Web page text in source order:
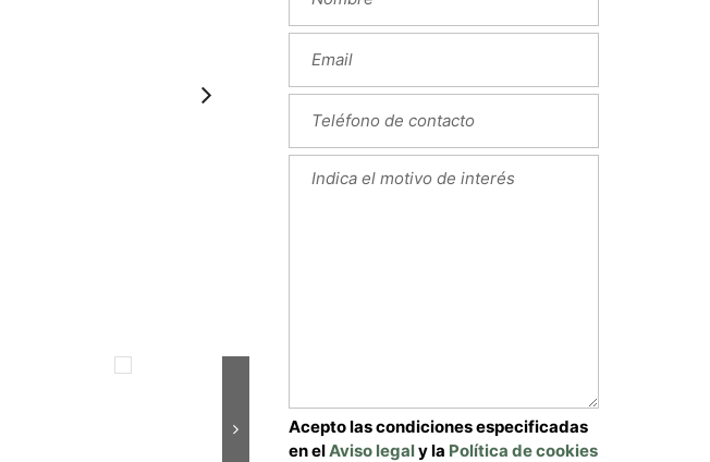
Next
Acepto las condiciones especificadas
en elAviso legaly la Política de cookies